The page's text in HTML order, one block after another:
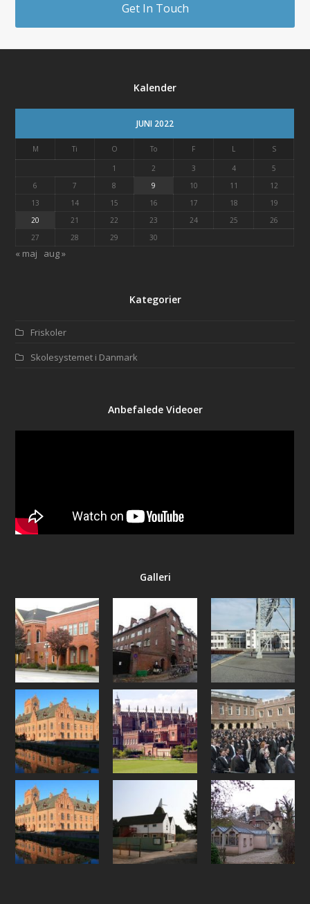
Get In Touch
Kalender
JUNI 2022
M Ti O To F L
S
1
2 3 4
5
6
7 8 9 10 11
12
13
14 15 16 17 18
19
20
21 22 23 24 25
26
27
28 29 30
« maj aug »
Kategorier
Friskoler
Skolesystemet i Danmark
Anbefalede Videoer
Galleri